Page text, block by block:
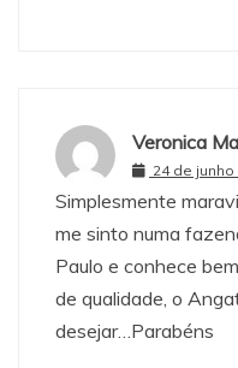
Veronica
24 de
Simplesmente
me sinto numa
Paulo e conhece
de qualidade, o
desejar…Parabéns